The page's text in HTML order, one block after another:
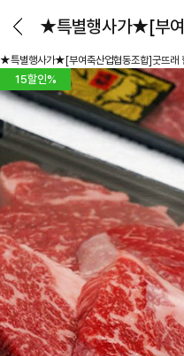
★특별행사가★[부여축산업협동조합]굿뜨래
15할인%